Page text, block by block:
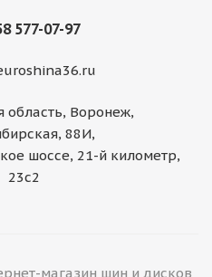
577-07-97
область, Воронеж,
88И,
шоссе, 21-й километр,
23с2
магазин шин и дисков